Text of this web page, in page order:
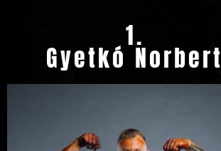
1.
Gyetkó Norbert